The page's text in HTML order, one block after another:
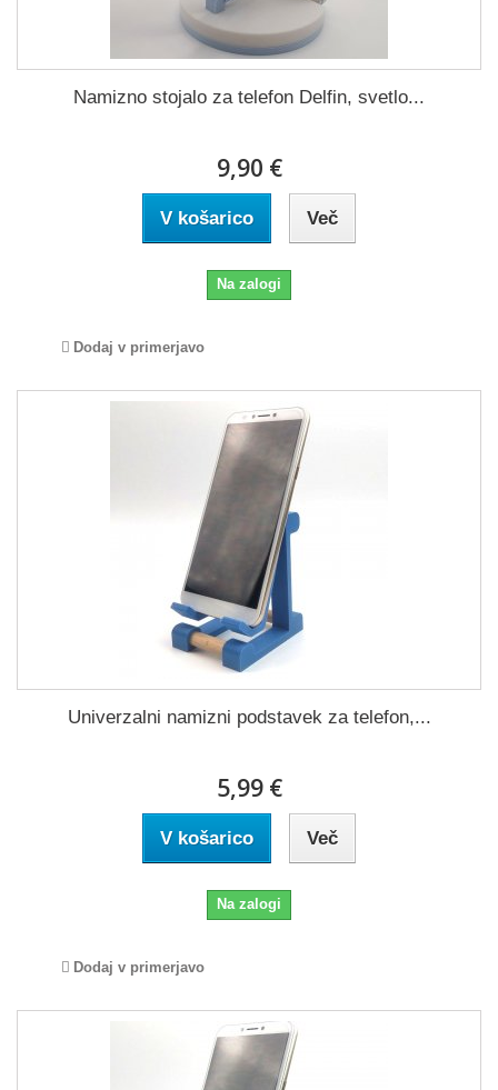
Namizno stojalo za telefon Delfin, svetlo...
9,90 €
V košarico Več
Na zalogi
Dodaj v primerjavo
Univerzalni namizni podstavek za telefon,...
5,99 €
V košarico Več
Na zalogi
Dodaj v primerjavo